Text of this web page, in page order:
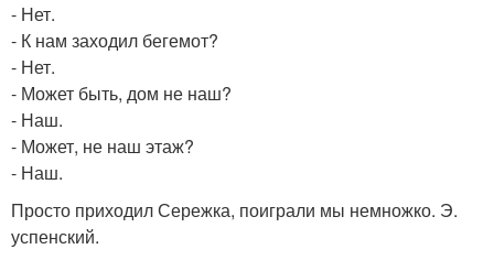
- Нет.
- К нам заходил бегемот?
- Нет.
- Может быть, дом не наш?
- Наш.
- Может, не наш этаж?
- Наш.
Просто приходил Сережка, поиграли мы немножко. Э.
успенский.